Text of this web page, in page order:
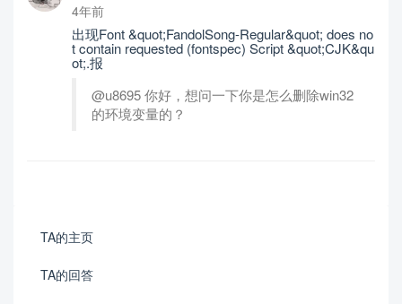
4年前
出现Font &quot;FandolSong-Regular&quot; does no
t contain requested (fontspec) Script &quot;CJK&qu
ot;.报
@u8695 你好，想问一下你是怎么删除win32
的环境变量的？
TA的主页
TA的回答